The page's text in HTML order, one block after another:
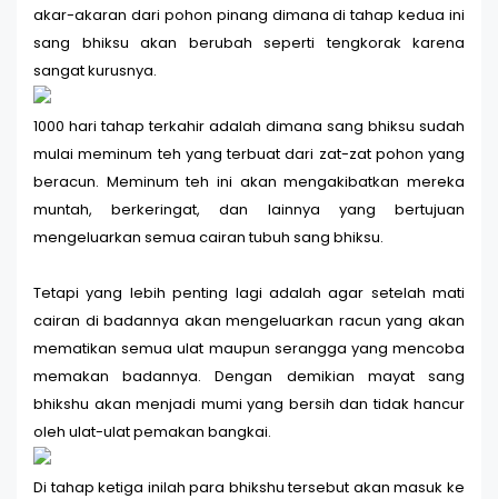
akar-akaran dari pohon pinang dimana di tahap kedua ini
sang bhiksu akan berubah seperti tengkorak karena
sangat kurusnya.
1000 hari tahap terkahir adalah dimana sang bhiksu sudah
mulai meminum teh yang terbuat dari zat-zat pohon yang
beracun. Meminum teh ini akan mengakibatkan mereka
muntah, berkeringat, dan lainnya yang bertujuan
mengeluarkan semua cairan tubuh sang bhiksu.
Tetapi yang lebih penting lagi adalah agar setelah mati
cairan di badannya akan mengeluarkan racun yang akan
mematikan semua ulat maupun serangga yang mencoba
memakan badannya. Dengan demikian mayat sang
bhikshu akan menjadi mumi yang bersih dan tidak hancur
oleh ulat-ulat pemakan bangkai.
Di tahap ketiga inilah para bhikshu tersebut akan masuk ke